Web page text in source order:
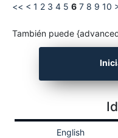
<< < 1 2 3 4 5 6 7 8 9 10
También puede
English